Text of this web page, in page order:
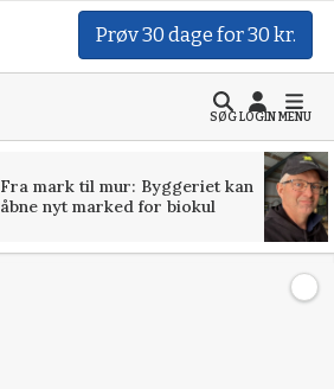
Prøv 30 dage for 30 kr.
SØGLOGINMENU
Fra mark til mur: Byggeriet kan
åbne nyt marked for biokul